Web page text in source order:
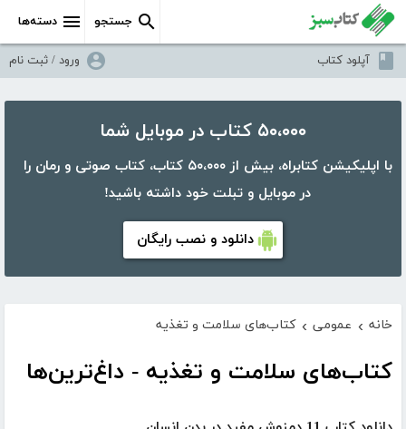
دسته‌ها جستجو
آپلود کتاب ورود / ثبت نام
۵۰،۰۰۰ کتاب در موبایل شما
با اپلیکیشن کتابراه، بیش از ۵۰،۰۰۰ کتاب، کتاب صوتی و رمان را
در موبایل و تبلت خود داشته باشید!
دانلود و نصب رایگان
خانه › عمومی › کتاب‌های سلامت و تغذیه
کتاب‌های سلامت و تغذیه - داغ‌ترین‌ها